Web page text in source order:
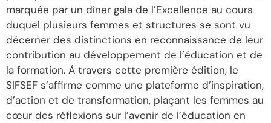
marquée par un dîner gala de l’Excellence au cours
duquel plusieurs femmes et structures se sont vu
décerner des distinctions en reconnaissance de leur
contribution au développement de l’éducation et de
la formation. À travers cette première édition, le
SIFSEF s’affirme comme une plateforme d’inspiration,
d’action et de transformation, plaçant les femmes au
cœur des réflexions sur l’avenir de l’éducation en